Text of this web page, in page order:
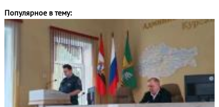
Популярное в тему: